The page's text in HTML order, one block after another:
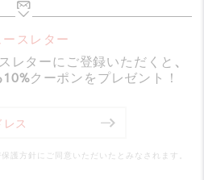
替芯
ファイト芯3本入り
ゴム付き
ッケージ
ースレター
レターにご登録いただくと 、
クーポンをプレゼント！
護方針にご同意いただいたとみなされます。